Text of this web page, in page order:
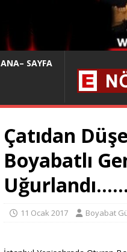
ANA– SAYFA
Çatıdan
Boyabatlı
11 Ocak 2017 Boyabat